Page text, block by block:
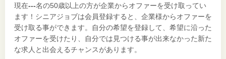
現在---名の50歳以上の方が企業からオファーを受け取ってい
ます！シニアジョブは会員登録すると、企業様からオファーを
受け取る事ができます。自分の希望を登録して、希望に沿った
オファーを受けたり、自分では見つける事が出来なかった新た
な求人と出会えるチャンスがあります。